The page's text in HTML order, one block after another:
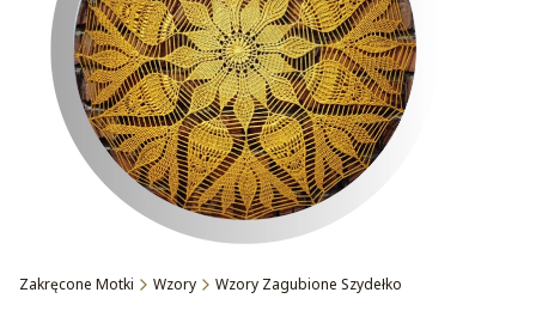
Zakręcone Motki Wzory Wzory Zagubione Szydełko